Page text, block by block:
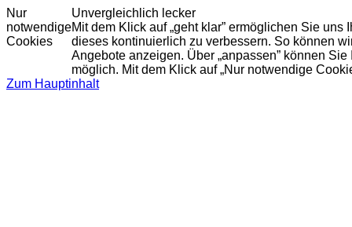
Nur
notwendige
Cookies
Unvergleichlich lecker
Mit dem Klick auf „geht klar” ermöglichen Sie
dieses kontinuierlich zu verbessern. So können
Angebote anzeigen. Über „anpassen” können
möglich. Mit dem Klick auf „Nur notwendige
Zum Hauptinhalt